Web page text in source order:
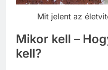
Mit jelent az
Mikor kell –
kell?